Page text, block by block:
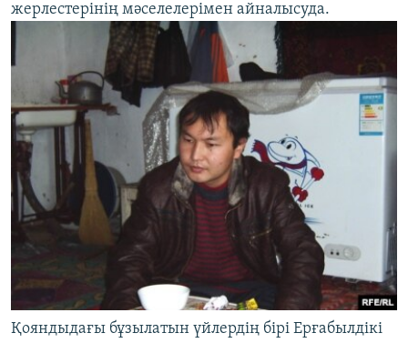
жерлестерінің мәселелерімен айналысуда.
Қояндыдағы бұзылатын үйлердің бірі Ерғабылдікі